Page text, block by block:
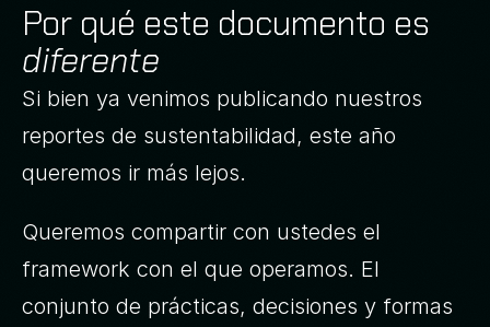
Por qué este documento es
diferente
Si bien ya venimos publicando nuestros
reportes de sustentabilidad, este año
queremos ir más lejos.
Queremos compartir con ustedes el
framework con el que operamos. El
conjunto de prácticas, decisiones y formas